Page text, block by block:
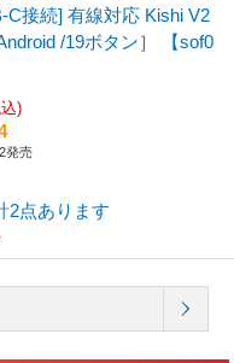
C接続] 有線対応 Kishi V2
/19ボタン］ 【sof0
)
発売
2点あります